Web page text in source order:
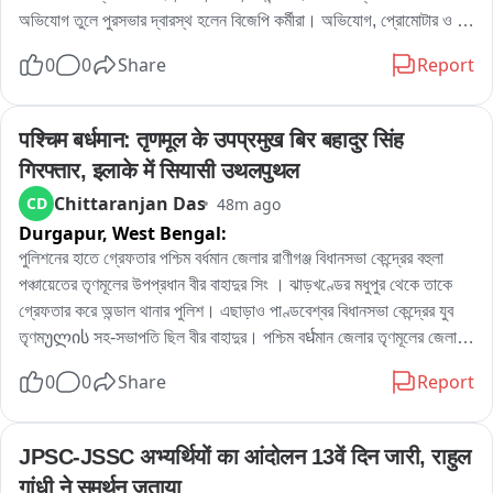
অভিযোগ তুলে পুরসভার দ্বারস্থ হলেন বিজেপি কর্মীরা। অভিযোগ, প্রোমোটার ও
হচ্ছে, বাড়ছে দুর্ঘটনার আশঙ্কাও। বিষয়টি নিয়ে পুরসভায় লিখিত অভিযোগ জমা
এলাকার বিজেপি কর্মী রোহিত দে জানান, এলাকাবাসীর অভিযোগের ভিত্তিতেই তাঁরা
পুরসভায় স্মারকলিপি জমা দিয়েছেন। তাঁর দাবি, নির্মাণসামগ্রী মাসের পর মাস রাস্তার
উপর পড়ে থাকায় রাস্তা কার্যত সরু হয়ে গিয়েছে। বর্ষাকালে বালি ও অন্যান্য সামগ্রী
নিকাশি ব্যবস্থা আটকে দিচ্ছে, ফলে জল জমার সমস্যাও বাড়ছে। রাতের অন্ধকারে
ভারী ডাম্পার ও লরিতে মালপত্র নামানোর ফলে রাস্তারও ক্ষতি হচ্ছে বলে অভিযোগ
করেন তিনি। প্রশাসনের তরফে প্রয়োজনীয় ব্যবস্থা নেওয়ার দাবি জানিয়ে তিনি
বলেন, আইনি পথেই এই সমস্যার সমাধান চান তাঁরা。
অন্যদিকে আর এক বিজেপি কর্মী অভিজিৎ বিশ্বাসের অভিযোগ, দীর্ঘদিন ধরে এই
পরিস্থিতি চললেও কোনও কার্যকর পদক্ষেপ নেওয়া হয়নি। তাঁর দাবি, নির্মাণস্থলে বড়
আশঙ্কা রয়েছে। নিত্যদিন ছোটখাটো দুর্ঘটনাও ঘটছে। 그는 অভিযোগ করেন,
দ্রুত ব্যবস্থা নিয়ে রাস্তা দখলমুক্ত ও নিরাপদ করার আবেদন জানান তিনি。
বিজেপির দাবি, রাস্তা থেকে অবিলম্বে নির্মাণসামগ্রী সরিয়ে স্বাভাবিক যান চলাচল
0 0 Share Report
पश्चिम बर्धमान: तृणमूल के उपप्रमुख बिर बहादुर सिंह
गिरफ्तार, इलाके में सियासी उथलपुथल
CD Chittaranjan Das 48m ago
Durgapur, West Bengal:
পুলিশনের হাতে গ্রেফতার পশ্চিম বর্ধমান জেলার রাণীগঞ্জ বিধানসভা কেন্দ্রের বহুলা
পঞ্চায়েতের তৃণমূলের উপপ্রধান বীর বাহাদুর সিং । ঝাড়খণ্ডের মধুপুর থেকে তাকে
গ্রেফতার করে অন্ডাল থানার পুলিশ। এছাড়াও পাণ্ডবেশ্বর বিধানসভা কেন্দ্রের যুব
তৃণমულის সহ-সভাপতি ছিল বীর বাহাদুর। পশ্চিম বर्धমান জেলার তৃণমূলের জেলা
বলেও পরিচিত ছিল এই বীর বাহাদুর। এলাকায় সন্ত্রাস তোলাবাজি সহ একাধিক
0 0 Share Report
JPSC-JSSC अभ्यर्थियों का आंदोलन 13वें दिन जारी, राहुल
गांधी ने समर्थन जताया